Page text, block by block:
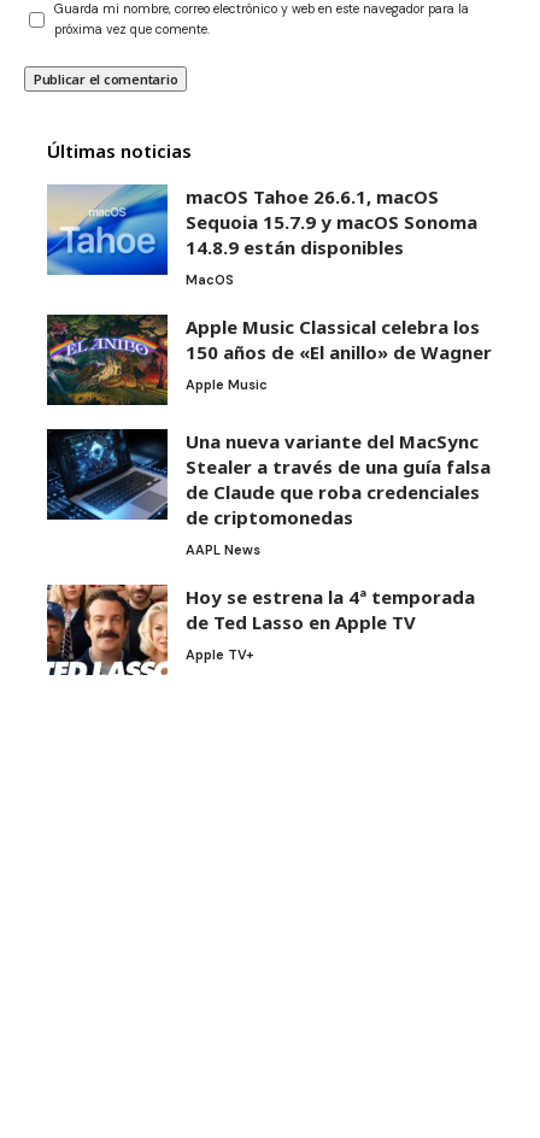
Guarda mi nombre, correo electrónico y web en este navegador para la
próxima vez que comente.
Últimas noticias
macOS Tahoe 26.6.1, macOS
Sequoia 15.7.9 y macOS Sonoma
14.8.9 están disponibles
MacOS
Apple Music Classical celebra los
150 años de «El anillo» de Wagner
Apple Music
Una nueva variante del MacSync
Stealer a través de una guía falsa
de Claude que roba credenciales
de criptomonedas
AAPL News
Hoy se estrena la 4ª temporada
de Ted Lasso en Apple TV
Apple TV+